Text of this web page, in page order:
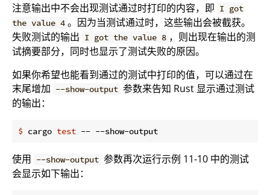
注意输出中不会出现测试通过时打印的内容，即 I got
the value 4 。因为当测试通过时，这些输出会被截获。
失败测试的输出 I got the value 8 ，则出现在输出的测
试摘要部分，同时也显示了测试失败的原因。
如果你希望也能看到通过的测试中打印的值，可以通过在
末尾增加 --show-output 参数来告知 Rust 显示通过测试
的输出：
$ cargo test -- --show-output
使用 --show-output 参数再次运行示例 11-10 中的测试
会显示如下输出：